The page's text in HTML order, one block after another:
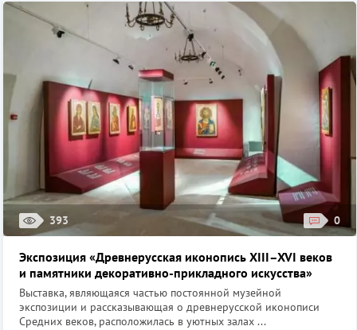
393 0
Экспозиция «Древнерусская иконопись XIII–XVI веков
и памятники декоративно-прикладного искусства»
Выставка, являющаяся частью постоянной музейной
экспозиции и рассказывающая о древнерусской иконописи
Средних веков, расположилась в уютных залах ...